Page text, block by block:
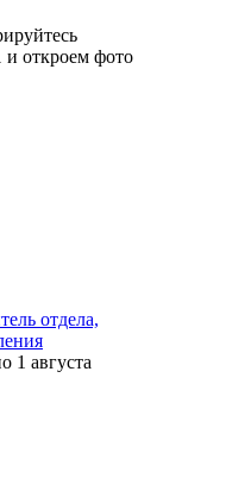
и откроем фото
отдела,
1 августа